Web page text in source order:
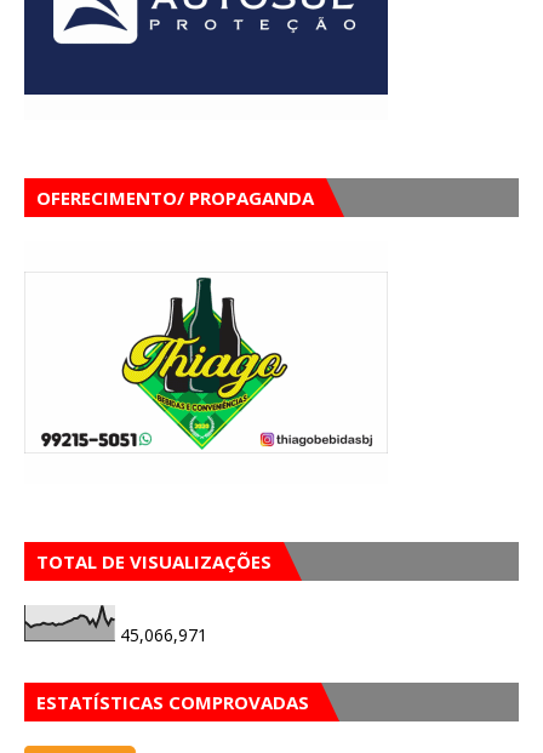
OFERECIMENTO/ PROPAGANDA
TOTAL DE VISUALIZAÇÕES
45,066,971
ESTATÍSTICAS COMPROVADAS